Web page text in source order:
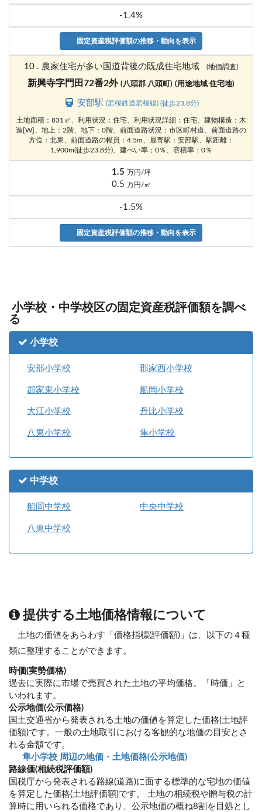
-1.4%
固定資産税評価額の推移・動向を表示
10 . 農家住宅が多い国道背後の既成住宅地域 (地価調査)
新興寺字門田72番2外 (八頭郡 八頭町) (用途地域 住宅地)
安部駅 (若桜鉄道若桜線) (徒歩23.8分)
土地面積：831㎡、利用状況：住宅、利用状況詳細：住宅、建物構造：木
造[W]、地上：2階、地下：0階、前面道路状況：市区町村道、前面道路の
方位：北東、前面道路の幅員：4.5m、最寄駅：安部駅、駅距離：
1,900m(徒歩23.8分)、建ぺい率；0％、容積率：0％
1.5 万円/坪
0.5 万円/㎡
-1.5%
固定資産税評価額の推移・動向を表示
小学校・中学校区の固定資産税評価額を調べ
る
小学校
安部小学校 郡家西小学校
郡家東小学校 船岡小学校
大江小学校 丹比小学校
八東小学校 隼小学校
中学校
船岡中学校 中央中学校
八東中学校
提供する土地価格情報について
土地の価値をあらわす「価格指標(評価額)」は、以下の４種
類に整理することができます。
時価(実勢価格)
過去に実際に市場で売買された土地の平均価格。「時価」と
いわれます。
公示地価(公示価格)
国土交通省から発表される土地の価値を算定した価格(土地評
価額)です。一般の土地取引における客観的な地価の目安とさ
れる金額です。
隼小学校 周辺の地価・土地価格(公示地価)
路線価(相続税評価額)
国税庁から発表される路線(道路)に面する標準的な宅地の価値
を算定した価格(土地評価額)です。 土地の相続税や贈与税の計
算時に用いられる価格であり、公示地価の概ね8割を目処とし